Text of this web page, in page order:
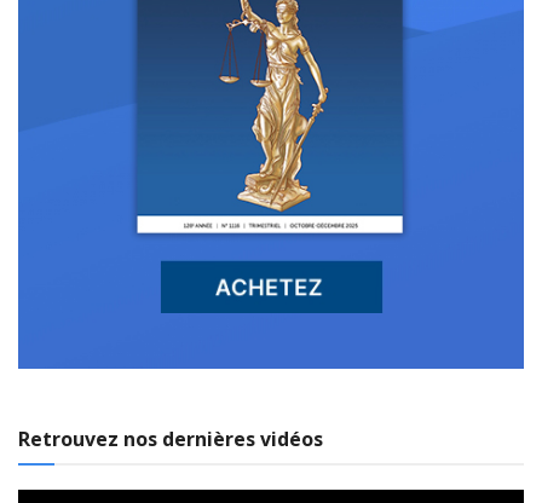
Retrouvez nos dernières vidéos